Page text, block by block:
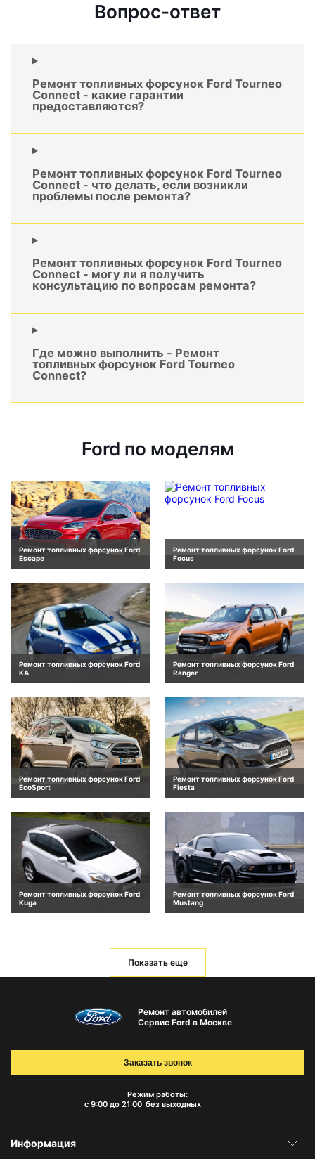
Вопрос-ответ
Ремонт топливных форсунок Ford Tourneo
Connect - какие гарантии
предоставляются?
Ремонт топливных форсунок Ford Tourneo
Connect - что делать, если возникли
проблемы после ремонта?
Ремонт топливных форсунок Ford Tourneo
Connect - могу ли я получить
консультацию по вопросам ремонта?
Где можно выполнить - Ремонт
топливных форсунок Ford Tourneo
Connect?
Ford по моделям
Ремонт топливных форсунок Ford
Escape
Ремонт топливных форсунок Ford
Focus
Ремонт топливных форсунок Ford
KA
Ремонт топливных форсунок Ford
Ranger
Ремонт топливных форсунок Ford
EcoSport
Ремонт топливных форсунок Ford
Fiesta
Ремонт топливных форсунок Ford
Kuga
Ремонт топливных форсунок Ford
Mustang
Показать еще
Ремонт автомобилей
Сервис Ford в Москве
Режим работы:
с 9:00 до 21:00 без выходных
Заказать звонок
Информация